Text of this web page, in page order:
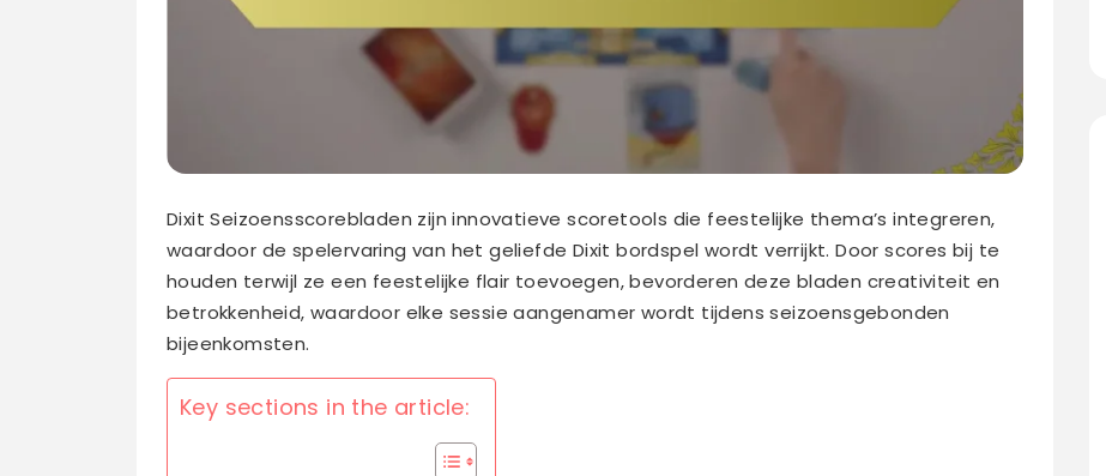
Dixit Seizoensscorebladen zijn innovatieve scoretools die feestelijke thema’s integreren,
waardoor de spelervaring van het geliefde Dixit bordspel wordt verrijkt. Door scores bij te
houden terwijl ze een feestelijke flair toevoegen, bevorderen deze bladen creativiteit en
betrokkenheid, waardoor elke sessie aangenamer wordt tijdens seizoensgebonden
bijeenkomsten.
Key sections in the article: